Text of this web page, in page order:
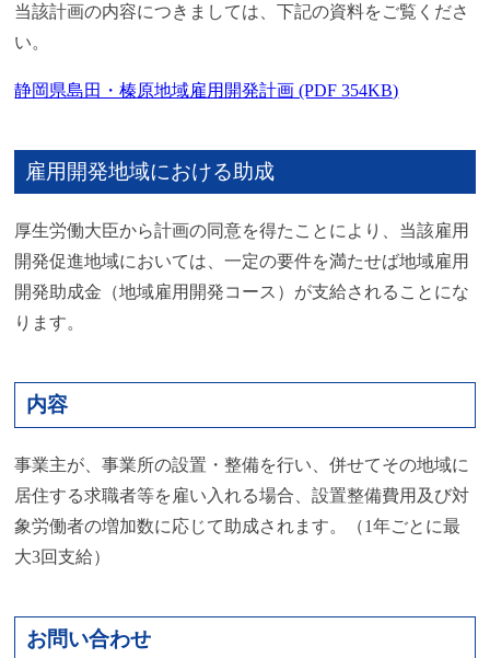
当該計画の内容につきましては、下記の資料をご覧くださ
い。
静岡県島田・榛原地域雇用開発計画 (PDF 354KB)
雇用開発地域における助成
厚生労働大臣から計画の同意を得たことにより、当該雇用
開発促進地域においては、一定の要件を満たせば地域雇用
開発助成金（地域雇用開発コース）が支給されることにな
ります。
内容
事業主が、事業所の設置・整備を行い、併せてその地域に
居住する求職者等を雇い入れる場合、設置整備費用及び対
象労働者の増加数に応じて助成されます。（1年ごとに最
大3回支給）
お問い合わせ